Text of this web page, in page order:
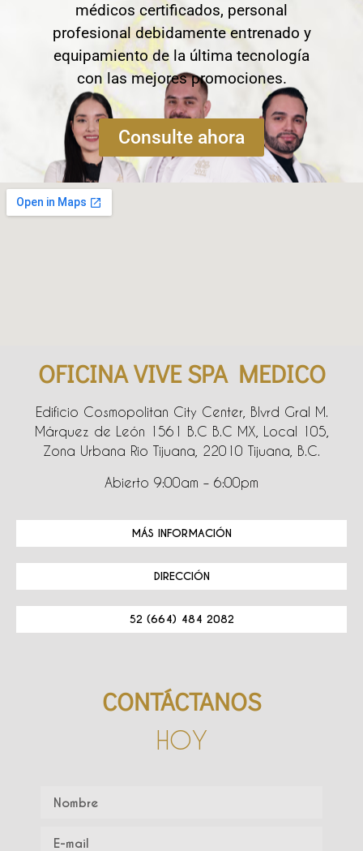
médicos certificados, personal
profesional debidamente entrenado y
equipamiento de la última tecnología
con las mejores promociones.
Consulte ahora
OFICINA VIVE SPA MEDICO
Edificio Cosmopolitan City Center, Blvrd Gral M.
Márquez de León 1561 B.C B.C MX, Local 105,
Zona Urbana Rio Tijuana, 22010 Tijuana, B.C.
Abierto 9:00am – 6:00pm
MÁS INFORMACIÓN
DIRECCIÓN
52 (664) 484 2082
CONTÁCTANOS
HOY